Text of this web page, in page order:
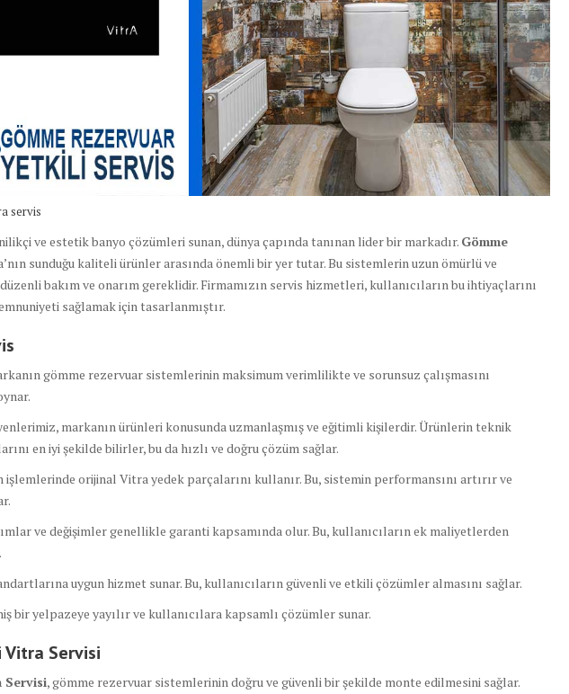
servis
ve estetik banyo çözümleri sunan, dünya çapında tanınan lider bir markadır. Gömme
sunduğu kaliteli ürünler arasında önemli bir yer tutar. Bu sistemlerin uzun ömürlü ve
bakım ve onarım gereklidir. Firmamızın servis hizmetleri, kullanıcıların bu ihtiyaçlarını
sağlamak için tasarlanmıştır.
gömme rezervuar sistemlerinin maksimum verimlilikte ve sorunsuz çalışmasını
markanın ürünleri konusunda uzmanlaşmış ve eğitimli kişilerdir. Ürünlerin teknik
en iyi şekilde bilirler, bu da hızlı ve doğru çözüm sağlar.
işlemlerinde orijinal Vitra yedek parçalarını kullanır. Bu, sistemin performansını artırır ve
ve değişimler genellikle garanti kapsamında olur. Bu, kullanıcıların ek maliyetlerden
uygun hizmet sunar. Bu, kullanıcıların güvenli ve etkili çözümler almasını sağlar.
bir yelpazeye yayılır ve kullanıcılara kapsamlı çözümler sunar.
Vitra Servisi
Servisi, gömme rezervuar sistemlerinin doğru ve güvenli bir şekilde monte edilmesini sağlar.